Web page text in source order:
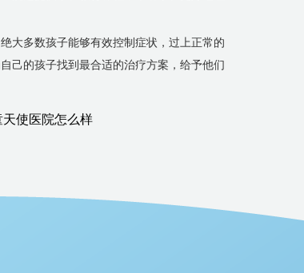
大多数孩子能够有效控制症状，过上正常的
己的孩子找到最合适的治疗方案，给予他们
使医院怎么样